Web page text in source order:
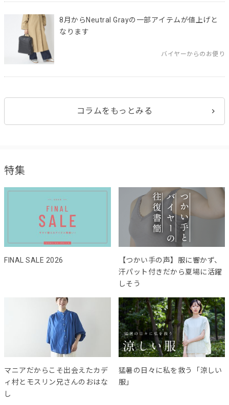
8月からNeutral Grayの一部アイテムが値上げと
なります
バイヤーからのお便り
コラムをもっとみる
特集
FINAL SALE 2026
【つかい手の声】服に響かず、
汗パット付きだから夏場に活躍
しそう
マニアだからこそ出会えたカデ
ィ村とモスリン兄さんのおはな
し
猛暑の日々に私を救う「涼しい
服」